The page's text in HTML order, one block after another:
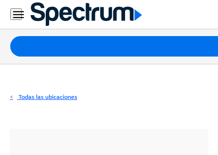
Residencial
Business
Paquetes
Internet
Todas las ubicaciones